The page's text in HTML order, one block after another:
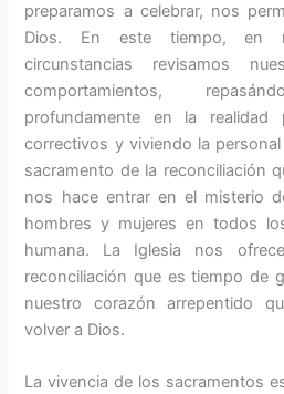
preparamos a celebrar, nos
Dios. En este tiempo, en
circunstancias revisamos
comportamientos,
profundamente en la realidad
correctivos y viviendo la
sacramento de la reconciliación
nos hace entrar en el misterio
hombres y mujeres en todos
humana. La Iglesia nos
reconciliación que es tiempo de
nuestro corazón arrepentido
volver a Dios.
La vivencia de los sacramentos